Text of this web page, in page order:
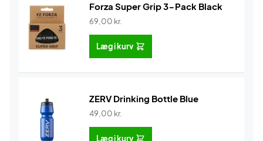
Forza Super Grip 3-Pack Black
69,00 kr.
Læg i kurv
ZERV Drinking Bottle Blue
49,00 kr.
Læg i kurv